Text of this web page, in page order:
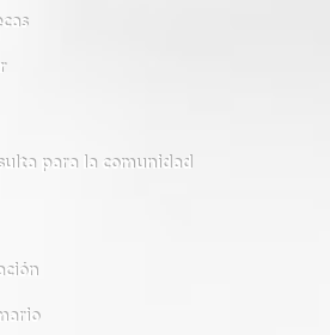
para la comunidad